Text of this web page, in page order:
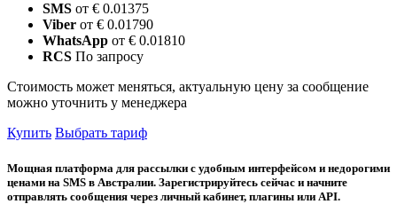
SMS от € 0.01375
Viber от € 0.01790
WhatsApp от € 0.01810
RCS По запросу
Стоимость может меняться, актуальную цену за сообщение
можно уточнить у менеджера
Купить Выбрать тариф
Мощная платформа для рассылки с удобным интерфейсом и недорогими
ценами на SMS в Австралии. Зарегистрируйтесь сейчас и начните
отправлять сообщения через личный кабинет, плагины или API.